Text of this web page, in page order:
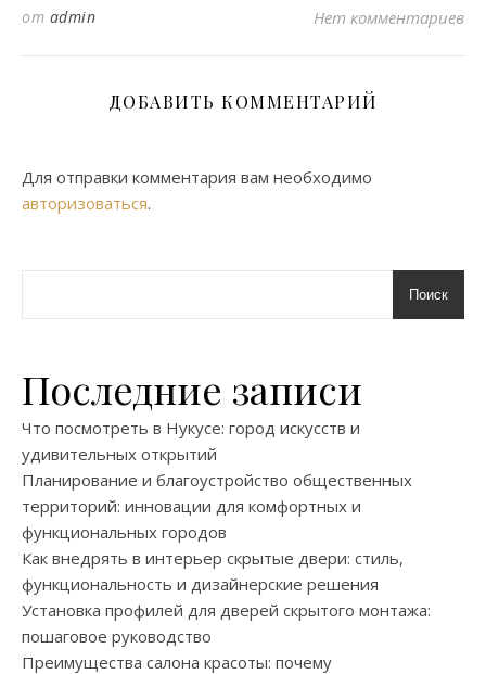
от admin Нет комментариев
ДОБАВИТЬ КОММЕНТАРИЙ
Для отправки комментария вам необходимо
авторизоваться.
Поиск
Последние записи
Что посмотреть в Нукусе: город искусств и
удивительных открытий
Планирование и благоустройство общественных
территорий: инновации для комфортных и
функциональных городов
Как внедрять в интерьер скрытые двери: стиль,
функциональность и дизайнерские решения
Установка профилей для дверей скрытого монтажа:
пошаговое руководство
Преимущества салона красоты: почему